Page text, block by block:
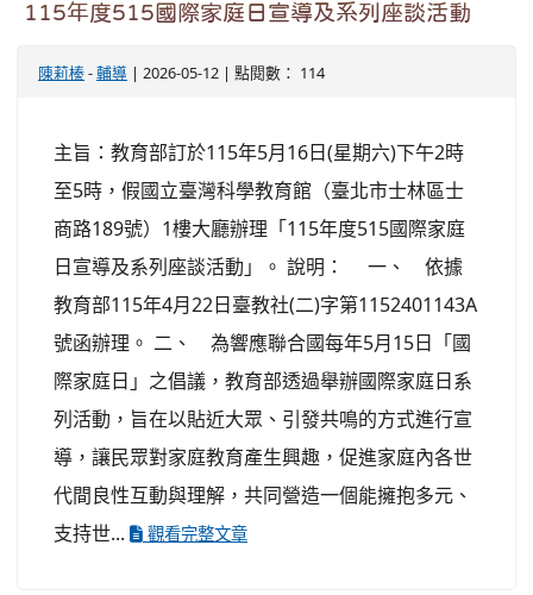
115年度515國際家庭日宣導及系列座談活動
陳莉榛-輔導 | 2026-05-12 | 點閱數： 114
主旨：教育部訂於115年5月16日(星期六)下午2時
至5時，假國立臺灣科學教育館（臺北市士林區士
商路189號）1樓大廳辦理「115年度515國際家庭
日宣導及系列座談活動」。 說明： 一、 依據
教育部115年4月22日臺教社(二)字第1152401143A
號函辦理。 二、 為響應聯合國每年5月15日「國
際家庭日」之倡議，教育部透過舉辦國際家庭日系
列活動，旨在以貼近大眾、引發共鳴的方式進行宣
導，讓民眾對家庭教育產生興趣，促進家庭內各世
代間良性互動與理解，共同營造一個能擁抱多元、
支持世...
觀看完整文章